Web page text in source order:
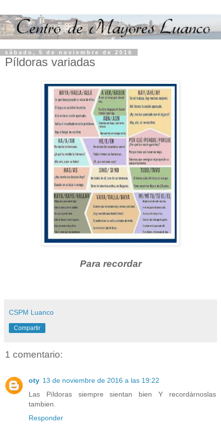
sábado, 5 de noviembre de 2016
Píldoras variadas
Para recordar
CSPM Luanco
Compartir
1 comentario:
oty 13 de noviembre de 2016 a las 19:22
Las Píldoras siempre sientan bien Y recordárnoslas
tambien.
Responder